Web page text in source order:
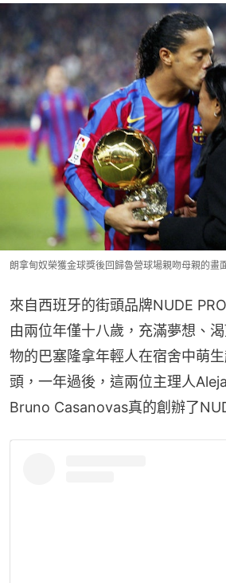
朗拿甸奴榮獲金球獎後回歸魯營球場親吻母親的畫
來自西班牙的街頭品牌NUDE
由兩位年僅十八歲，充滿夢想、
物的巴塞隆拿年輕人在宿舍中萌
頭，一年過後，這兩位主理人
Bruno Casanovas真的創辦了